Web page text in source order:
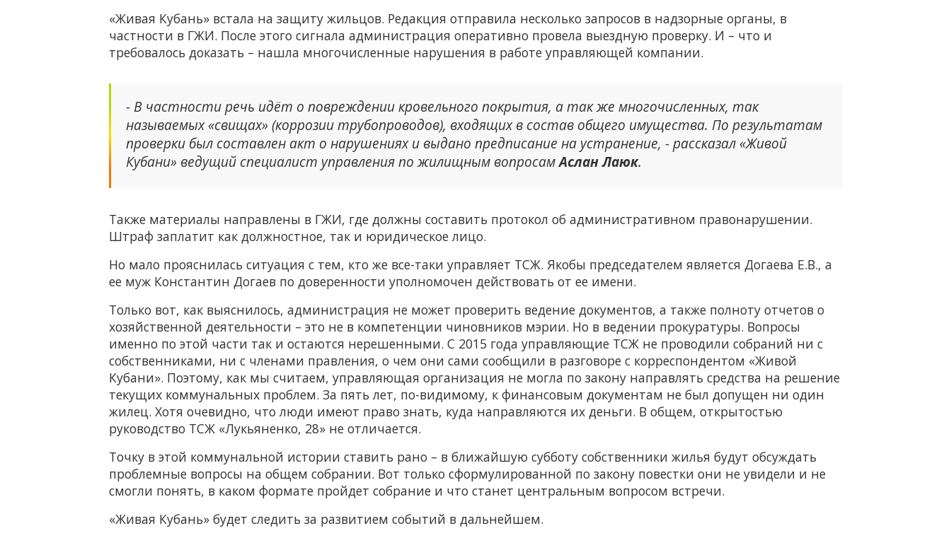
«Живая Кубань» встала на защиту жильцов. Редакция отправила несколько запросов в надзорные органы, в
частности в ГЖИ. После этого сигнала администрация оперативно провела выездную проверку. И – что и
требовалось доказать – нашла многочисленные нарушения в работе управляющей компании.
- В частности речь идёт о повреждении кровельного покрытия, а так же многочисленных, так
называемых «свищах» (коррозии трубопроводов), входящих в состав общего имущества. По результатам
проверки был составлен акт о нарушениях и выдано предписание на устранение, - рассказал «Живой
Кубани» ведущий специалист управления по жилищным вопросамАслан Лаюк.
Также материалы направлены в ГЖИ, где должны составить протокол об административном правонарушении.
Штраф заплатит как должностное, так и юридическое лицо.
Но мало прояснилась ситуация с тем, кто же все-таки управляет ТСЖ. Якобы председателем является Догаева Е.В., а
ее муж Константин Догаев по доверенности уполномочен действовать от ее имени.
Только вот, как выяснилось, администрация не может проверить ведение документов, а также полноту отчетов о
хозяйственной деятельности – это не в компетенции чиновников мэрии. Но в ведении прокуратуры. Вопросы
именно по этой части так и остаются нерешенными. С 2015 года управляющие ТСЖ не проводили собраний ни с
собственниками, ни с членами правления, о чем они сами сообщили в разговоре с корреспондентом «Живой
Кубани». Поэтому, как мы считаем, управляющая организация не могла по закону направлять средства на решение
текущих коммунальных проблем. За пять лет, по-видимому, к финансовым документам не был допущен ни один
жилец. Хотя очевидно, что люди имеют право знать, куда направляются их деньги. В общем, открытостью
руководство ТСЖ «Лукьяненко, 28» не отличается.
Точку в этой коммунальной истории ставить рано – в ближайшую субботу собственники жилья будут обсуждать
проблемные вопросы на общем собрании. Вот только сформулированной по закону повестки они не увидели и не
смогли понять, в каком формате пройдет собрание и что станет центральным вопросом встречи.
«Живая Кубань» будет следить за развитием событий в дальнейшем.